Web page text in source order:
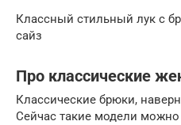
Классный стильный лук с
сайз
Про классические
Классические брюки,
Сейчас такие модели